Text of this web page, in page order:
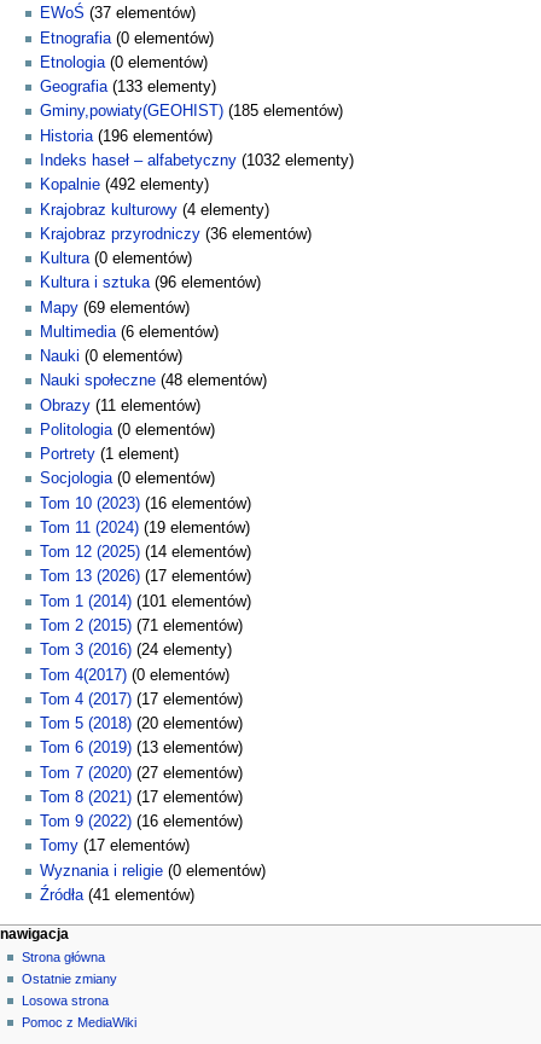
EWoŚ (37 elementów)
Etnografia (0 elementów)
Etnologia(0 elementów)
Geografia(133 elementy)
Gminy,powiaty(GEOHIST) (185 elementów)
Historia (196 elementów)
Indeks haseł – alfabetyczny (1032 elementy)
Kopalnie (492 elementy)
Krajobraz kulturowy (4 elementy)
Krajobraz przyrodniczy (36 elementów)
Kultura(0 elementów)
Kultura i sztuka(96 elementów)
Mapy (69 elementów)
Multimedia(6 elementów)
Nauki (0 elementów)
Nauki społeczne (48 elementów)
Obrazy (11 elementów)
Politologia(0 elementów)
Portrety (1 element)
Socjologia(0 elementów)
Tom 10 (2023) (16 elementów)
Tom 11 (2024) (19 elementów)
Tom 12 (2025) (14 elementów)
Tom 13 (2026) (17 elementów)
Tom 1 (2014) (101 elementów)
Tom 2 (2015) (71 elementów)
Tom 3 (2016) (24 elementy)
Tom 4(2017) (0 elementów)
Tom 4 (2017) (17 elementów)
Tom 5 (2018) (20 elementów)
Tom 6 (2019) (13 elementów)
Tom 7 (2020) (27 elementów)
Tom 8 (2021) (17 elementów)
Tom 9 (2022) (16 elementów)
Tomy (17 elementów)
Wyznania i religie (0 elementów)
Źródła(41 elementów)
M
e
n
u
działania na stronie
strona
specjalna
narzędzia osobiste
zaloguj
się
nawigacja
Strona główna
Ostatnie zmiany
Losowa strona
Pomoc z MediaWiki